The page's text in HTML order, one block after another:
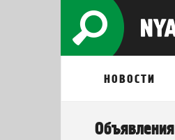
НОВОСТИ
Объявления